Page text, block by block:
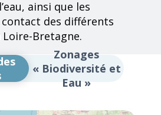
ainsi que les
des différents
Bretagne.
Zonages
« Biodiversité et
Eau »